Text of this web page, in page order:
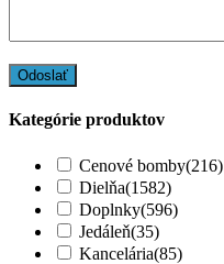
Kategórie produktov
Cenové bomby(216)
Dielňa(1582)
Doplnky(596)
Jedáleň(35)
Kancelária(85)